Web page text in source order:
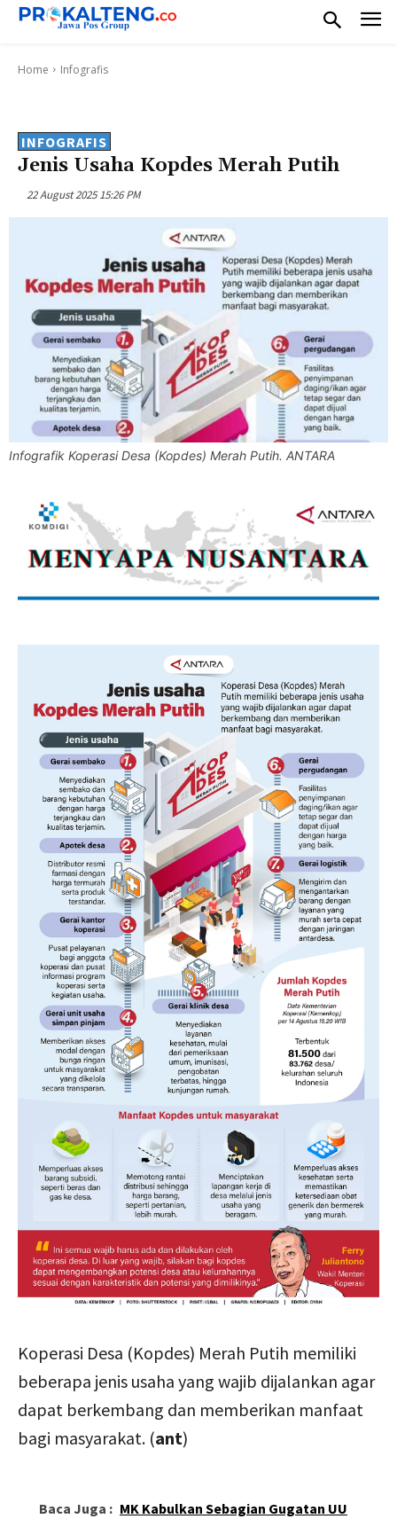
Home Infografis
INFOGRAFIS
Jenis Usaha Kopdes Merah Putih
22 August 2025 15:26 PM
Infografik Koperasi Desa (Kopdes) Merah Putih. ANTARA
Koperasi Desa (Kopdes) Merah Putih memiliki
beberapa jenis usaha yang wajib dijalankan agar
dapat berkembang dan memberikan manfaat
bagi masyarakat. (ant)
Baca Juga : MK Kabulkan Sebagian Gugatan UU